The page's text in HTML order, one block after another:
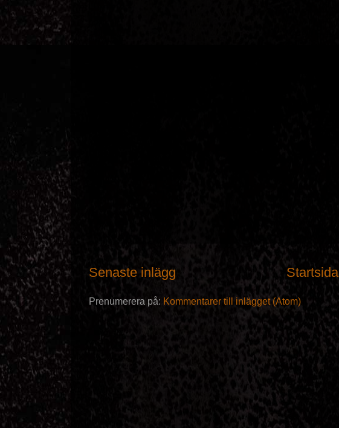
Senaste inlägg Startsida
Prenumerera på: Kommentarer till inlägget (Atom)